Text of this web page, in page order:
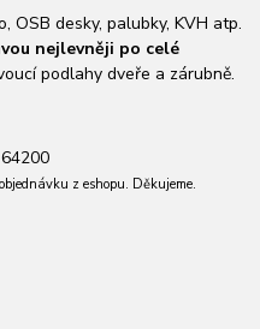
OSB desky, palubky, KVH atp.
nejlevněji po celé
podlahy dveře a zárubně.
z eshopu. Děkujeme.